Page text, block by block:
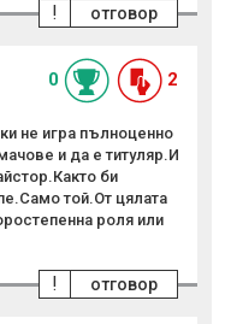
отговор
!
0 2
не игра пълноценно
и да е титуляр.И
би
той.От цялата
роля или
отговор
!